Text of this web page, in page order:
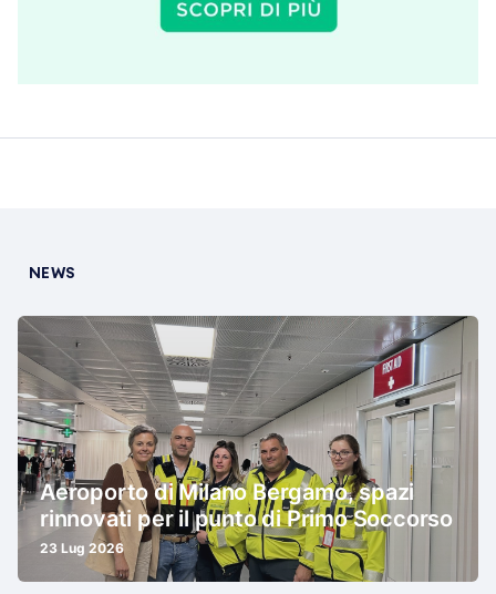
NEWS
Aeroporto di Milano Bergamo, spazi
rinnovati per il punto di Primo Soccorso
23 Lug 2026